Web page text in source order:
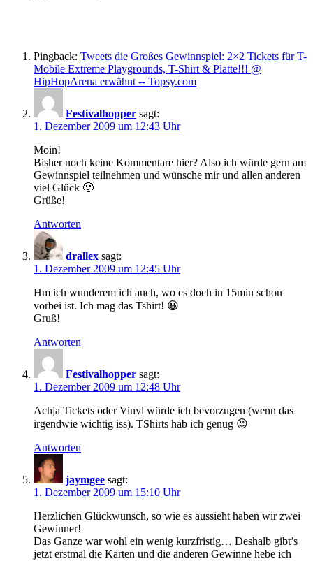
Pingback: Tweets die Großes Gewinnspiel: 2×2 Tickets für T-
Mobile Extreme Playgrounds, T-Shirt & Platte!!! @
HipHopArena erwähnt -- Topsy.com
Festivalhopper sagt:
1. Dezember 2009 um 12:43 Uhr
Moin!
Bisher noch keine Kommentare hier? Also ich würde gern am
Gewinnspiel teilnehmen und wünsche mir und allen anderen
viel Glück 🙂
Grüße!
Antworten
drallex sagt:
1. Dezember 2009 um 12:45 Uhr
Hm ich wunderem ich auch, wo es doch in 15min schon
vorbei ist. Ich mag das Tshirt! 😀
Gruß!
Antworten
Festivalhopper sagt:
1. Dezember 2009 um 12:48 Uhr
Achja Tickets oder Vinyl würde ich bevorzugen (wenn das
irgendwie wichtig iss). TShirts hab ich genug 😉
Antworten
jaymgee sagt:
1. Dezember 2009 um 15:10 Uhr
Herzlichen Glückwunsch, so wie es aussieht haben wir zwei
Gewinner!
Das Ganze war wohl ein wenig kurzfristig… Deshalb gibt’s
jetzt erstmal die Karten und die anderen Gewinne hebe ich